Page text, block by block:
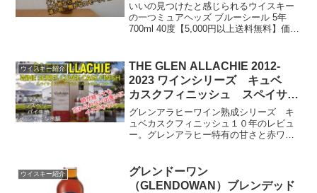
いいの見つけたと感じられるウイスキー
の一つミュアヘッズ ブルーシール 5年
700ml 40度【5,000円以上送料無料】価
スキーフランスの酒造会...
ウイスキー紹介
THE GLEN ALLACHIE 2012-
2023 ワインシリーズ キュベ
カスクフィニッシュ スペイサイ
ドシングルモルトスコッチウイス
キー
グレンアラヒーワイン熟成シリーズ キ
ュベカスクフィニッシュ１０年のレビュ
ー。グレンアラヒー特有の甘さと赤ワイ
はっきり感じ取れるはず。
ウイスキー紹介
グレンドーワン
（GLENDOWAN）ブレンデッド